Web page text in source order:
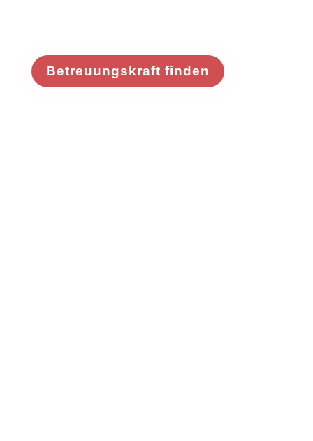
Betreuungskraft finden